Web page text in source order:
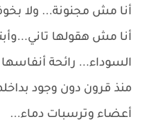
أنا مش مجنونة... ولا
أنا مش هقولها
السوداء... رائحة
منذ قرون دون وجود
أعضاء وترسبات دماء...